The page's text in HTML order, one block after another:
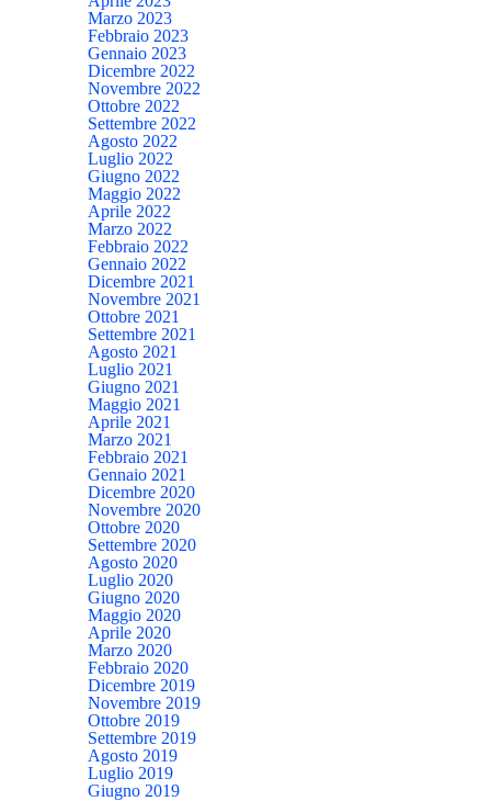
Marzo 2023
Febbraio 2023
Gennaio 2023
Dicembre 2022
Novembre 2022
Ottobre 2022
Settembre 2022
Agosto 2022
Luglio 2022
Giugno 2022
Maggio 2022
Aprile 2022
Marzo 2022
Febbraio 2022
Gennaio 2022
Dicembre 2021
Novembre 2021
Ottobre 2021
Settembre 2021
Agosto 2021
Luglio 2021
Giugno 2021
Maggio 2021
Aprile 2021
Marzo 2021
Febbraio 2021
Gennaio 2021
Dicembre 2020
Novembre 2020
Ottobre 2020
Settembre 2020
Agosto 2020
Luglio 2020
Giugno 2020
Maggio 2020
Aprile 2020
Marzo 2020
Febbraio 2020
Dicembre 2019
Novembre 2019
Ottobre 2019
Settembre 2019
Agosto 2019
Luglio 2019
Giugno 2019